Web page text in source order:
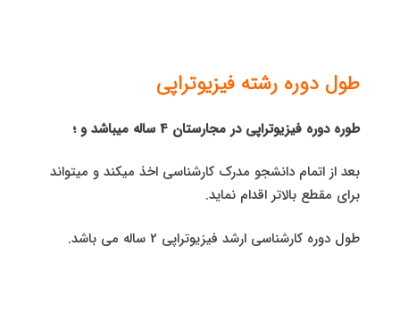
طول دوره رشته فیزیوتراپی
طوره دوره فیزیوتراپی در مجارستان 4 ساله میباشد و ؛
بعد از اتمام دانشجو مدرک کارشناسی اخذ میکند و میتواند
برای مقطع بالاتر اقدام نماید.
طول دوره کارشناسی ارشد فیزیوتراپی 2 ساله می باشد.